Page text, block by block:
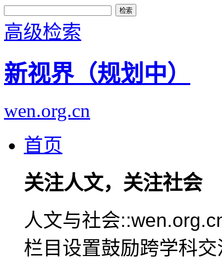
高级检索
新视界（规划中）
wen.org.cn
首页
关注人文，关注社会
人文与社会
栏目设置鼓励跨学科